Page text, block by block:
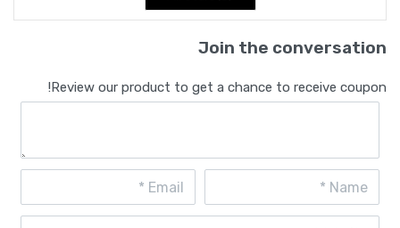
Join the conversation
Review our product to get a chance to receive coupon!